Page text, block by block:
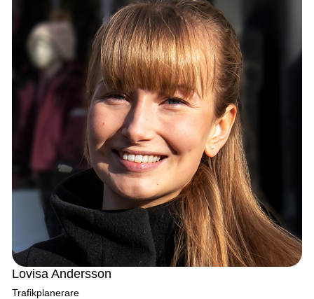
Lovisa Andersson
Trafikplanerare